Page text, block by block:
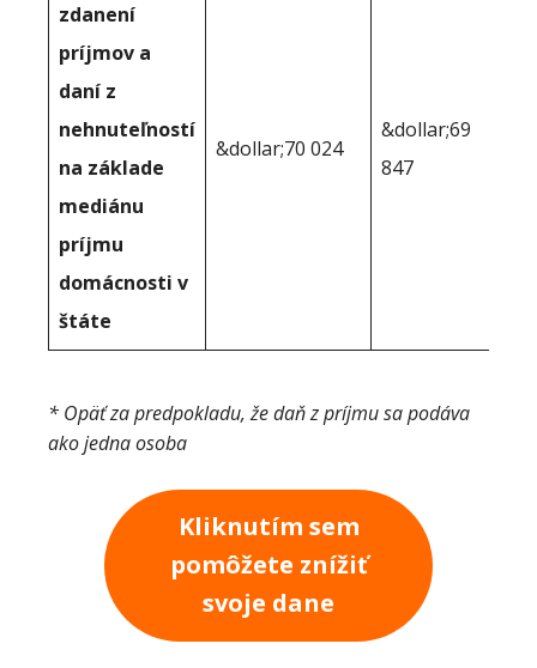
zdanení
príjmov a
daní z
nehnuteľností
na základe
mediánu
príjmu
domácnosti v
štáte
&dollar;70 024
&dollar;69
847
* Opäť za predpokladu, že daň z príjmu sa podáva
ako jedna osoba
Kliknutím sem
pomôžete znížiť
svoje dane